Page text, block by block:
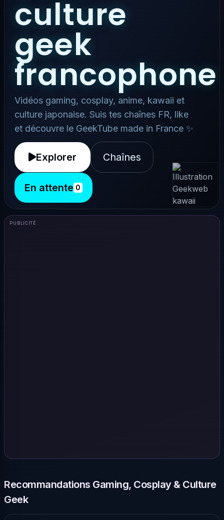
culture
geek
francophone
Vidéos gaming, cosplay, anime, kawaii et
culture japonaise. Suis tes chaînes FR, like
et découvre le GeekTube made in France ✨
Explorer Chaînes
En attente 0
PUBLICITÉ
Recommandations Gaming, Cosplay & Culture
Geek